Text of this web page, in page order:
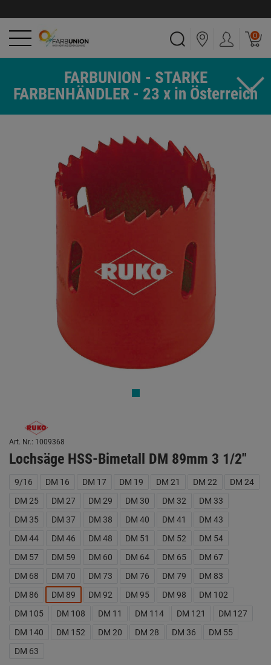
0
FARBUNION - STARKE
FARBENHÄNDLER - 23 x in Österreich
Art. Nr.: 1009368
Lochsäge HSS-Bimetall DM 89mm 3 1/2"
9/16 DM 16 DM 17 DM 19 DM 21 DM 22
DM 24
DM 25
DM 27 DM 29 DM 30 DM 32
DM 33
DM 35
DM 37 DM 38 DM 40 DM 41
DM 43
DM 44
DM 46 DM 48 DM 51 DM 52
DM 54
DM 57
DM 59 DM 60 DM 64 DM 65
DM 67
DM 68
DM 70 DM 73 DM 76 DM 79
DM 83
DM 86
DM 89 DM 92 DM 95 DM 98
DM 102
DM 105
DM 108 DM 11 DM 114 DM 121
DM 127
DM 140
DM 152 DM 20 DM 28 DM 36
DM 55
DM 63